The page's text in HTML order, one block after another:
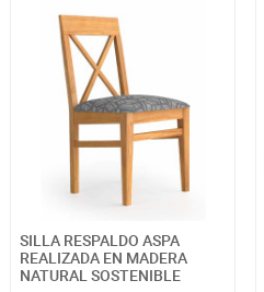
SILLA RESPALDO ASPA
REALIZADA EN MADERA
NATURAL SOSTENIBLE